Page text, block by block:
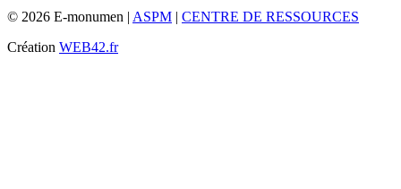
© 2026 E-monumen | ASPM | CENTRE DE RESSOURCES
Création WEB42.fr